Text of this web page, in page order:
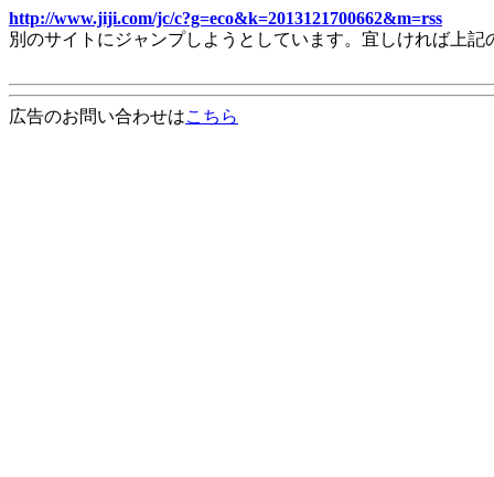
http://www.jiji.com/jc/c?g=eco&k=2013121700662&m=rss
別のサイトにジャンプしようとしています。宜しければ上
広告のお問い合わせはこちら